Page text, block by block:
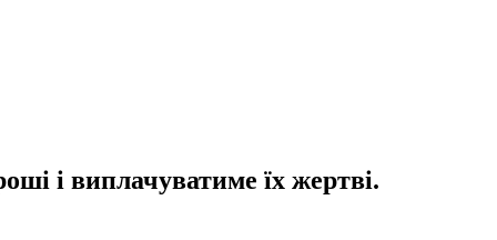
і виплачуватиме їх жертві.